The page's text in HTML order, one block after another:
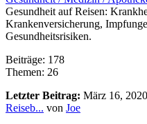
Gesundheit auf Reisen:
Krankenversicherung,
Gesundheitsrisiken.
Beiträge: 178
Themen: 26
Letzter Beitrag: März 16,
Reiseb... von Joe